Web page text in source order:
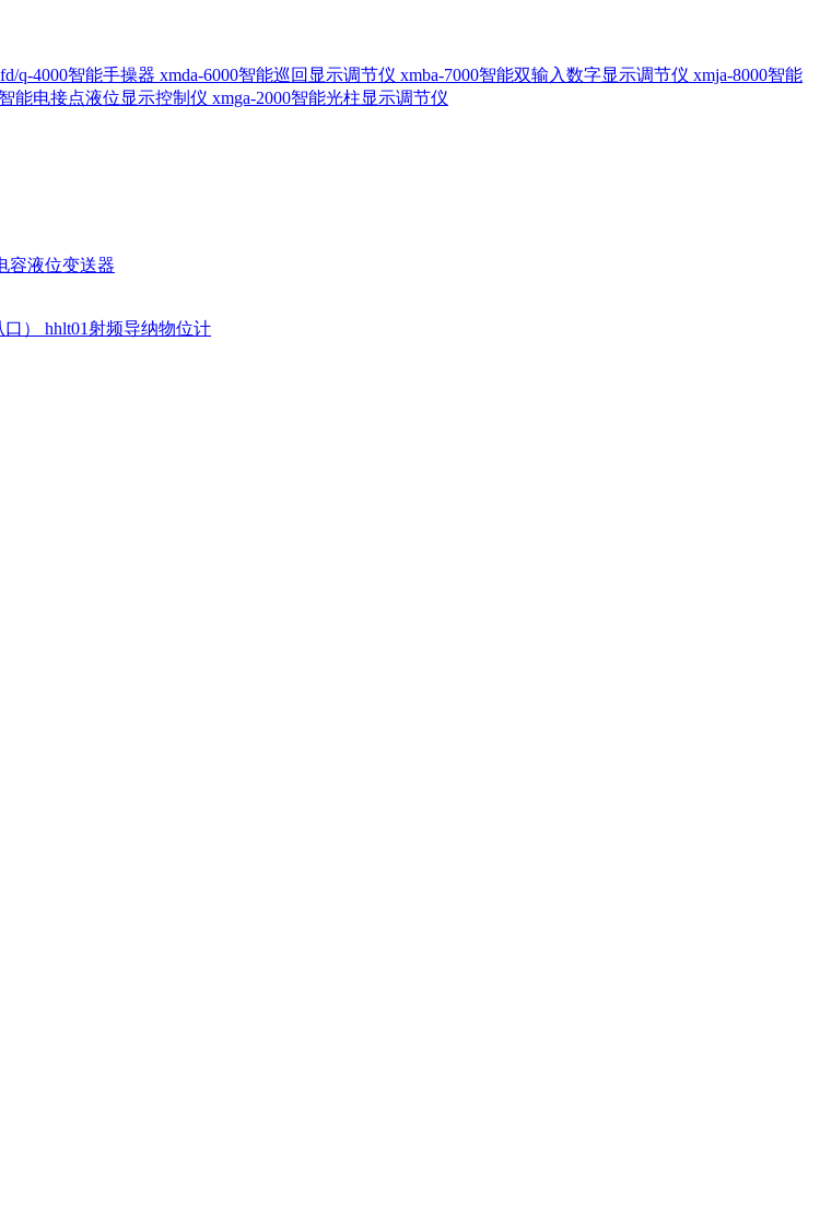
q-4000智能手操器 xmda-6000智能巡回显示调节仪 xmba-7000智能双输入数字显示调节仪 xmja-8000智能
能电接点液位显示控制仪 xmga-2000智能光柱显示调节仪
容液位变送器
） hhlt01射频导纳物位计